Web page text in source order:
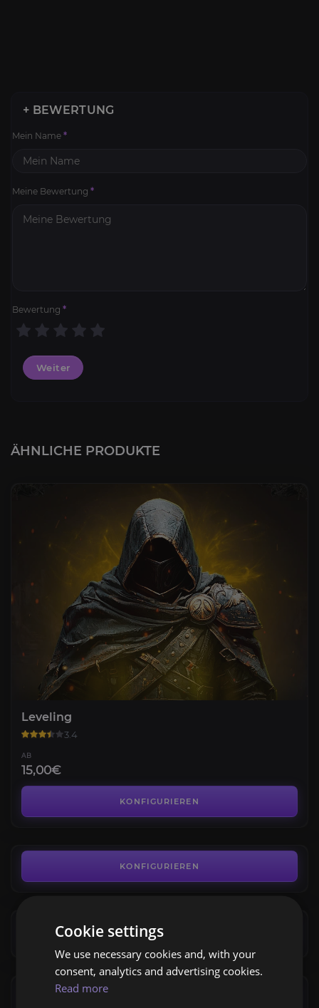
+ BEWERTUNG
Mein Name *
Meine Bewertung *
Bewertung *
Weiter
ÄHNLICHE PRODUKTE
Leveling
3.4
AB
15,00€
KONFIGURIEREN
KONFIGURIEREN
Kampagne
KONFIGURIEREN
4.4
Divine Orbs
4.4
Cookie settings
We use necessary cookies and, with your
consent, analytics and advertising cookies.
Read more